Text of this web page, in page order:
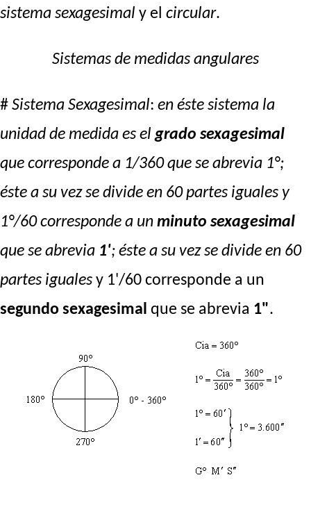
sistema sexagesimal y el circular.
Sistemas de medidas angulares
# Sistema Sexagesimal: en éste sistema la
unidad de medida es elgrado sexagesimal
que corresponde a 1/360 que se abrevia 1°;
éste a su vez se divide en 60 partes iguales y
1°/60 corresponde a un minuto sexagesimal
que se abrevia 1'; éste a su vez se divide en 60
partes iguales y 1'/60 corresponde a un
segundo sexagesimal que se abrevia 1".